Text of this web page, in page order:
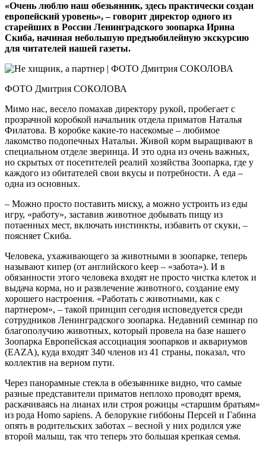
«Очень люблю наш обезьянник, здесь практически создан
европейский уровень», – говорит директор одного из
старейших в России Ленинградского зоопарка Ирина
Скиба, начиная небольшую предъюбилейную экскурсию
для читателей нашей газеты.
ФОТО Дмитрия СОКОЛОВА
Мимо нас, весело помахав директору рукой, пробегает с
прозрачной коробкой начальник отдела приматов Наталья
Филатова. В коробке какие-то насекомые – любимое
лакомство подопечных Натальи. Живой корм выращивают в
специальном отделе зверинца. И это одна из очень важных,
но скрытых от посетителей реалий хозяйства Зоопарка, где у
каждого из обитателей свои вкусы и потребности. А еда –
одна из основных.
– Можно просто поставить миску, а можно устроить из еды
игру, «работу», заставив животное добывать пищу из
потаенных мест, включать инстинкты, избавить от скуки, –
поясняет Скиба.
Человека, ухаживающего за животными в зоопарке, теперь
называют кипер (от английского keep – «забота»). И в
обязанности этого человека входят не просто чистка клеток и
выдача корма, но и развлечение животного, создание ему
хорошего настроения. «Работать с животными, как с
партнером», – такой принцип сегодня исповедуется среди
сотрудников Ленинградского зоопарка. Недавний семинар по
благополучию животных, который провела на базе нашего
Зоопарка Европейская ассоциация зоопарков и аквариумов
(EAZA), куда входят 340 членов из 41 страны, показал, что
коллектив на верном пути.
Через панорамные стекла в обезьяннике видно, что самые
разные представители приматов неплохо проводят время,
раскачиваясь на лианах или строя рожицы «старшим братьям»
из рода Homo sapiens. А белорукие гиббоны Персей и Габина
опять в родительских заботах – весной у них родился уже
второй малыш, так что теперь это большая крепкая семья.